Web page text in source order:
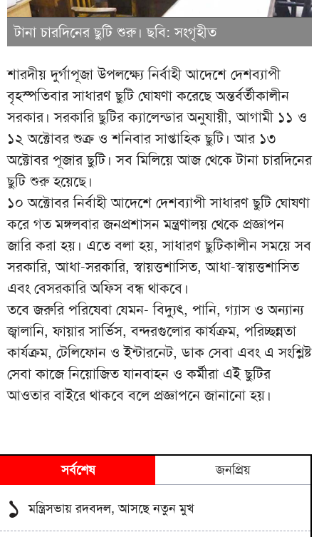
টানা চারদিনের ছুটি শুরু। ছবি: সংগৃহীত
শারদীয় দুর্গাপূজা উপলক্ষ্যে নির্বাহী আদেশে দেশব্যাপী
বৃহস্পতিবার সাধারণ ছুটি ঘোষণা করেছে অন্তর্বর্তীকালীন
সরকার। সরকারি ছুটির ক্যালেন্ডার অনুযায়ী, আগামী ১১ ও
১২ অক্টোবর শুক্র ও শনিবার সাপ্তাহিক ছুটি। আর ১৩
অক্টোবর পূজার ছুটি। সব মিলিয়ে আজ থেকে টানা চারদিনের
ছুটি শুরু হয়েছে।
১০ অক্টোবর নির্বাহী আদেশে দেশব্যাপী সাধারণ ছুটি ঘোষণা
করে গত মঙ্গলবার জনপ্রশাসন মন্ত্রণালয় থেকে প্রজ্ঞাপন
জারি করা হয়। এতে বলা হয়, সাধারণ ছুটিকালীন সময়ে সব
সরকারি, আধা-সরকারি, স্বায়ত্তশাসিত, আধা-স্বায়ত্তশাসিত
এবং বেসরকারি অফিস বন্ধ থাকবে।
তবে জরুরি পরিষেবা যেমন- বিদ্যুৎ, পানি, গ্যাস ও অন্যান্য
জ্বালানি, ফায়ার সার্ভিস, বন্দরগুলোর কার্যক্রম, পরিচ্ছন্নতা
কার্যক্রম, টেলিফোন ও ইন্টারনেট, ডাক সেবা এবং এ সংশ্লিষ্ট
সেবা কাজে নিয়োজিত যানবাহন ও কর্মীরা এই ছুটির
আওতার বাইরে থাকবে বলে প্রজ্ঞাপনে জানানো হয়।
সর্বশেষ জনপ্রিয়
১ মন্ত্রিসভায় রদবদল, আসছে নতুন মুখ